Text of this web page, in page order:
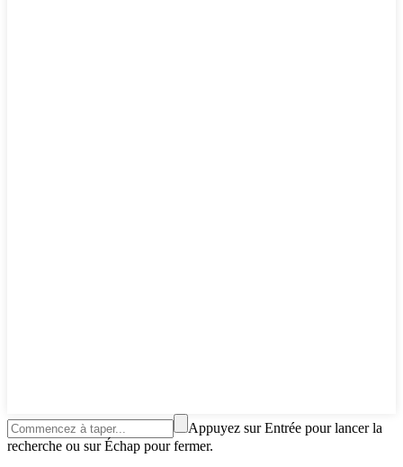
Appuyez sur Entrée pour lancer la
recherche ou sur Échap pour fermer.